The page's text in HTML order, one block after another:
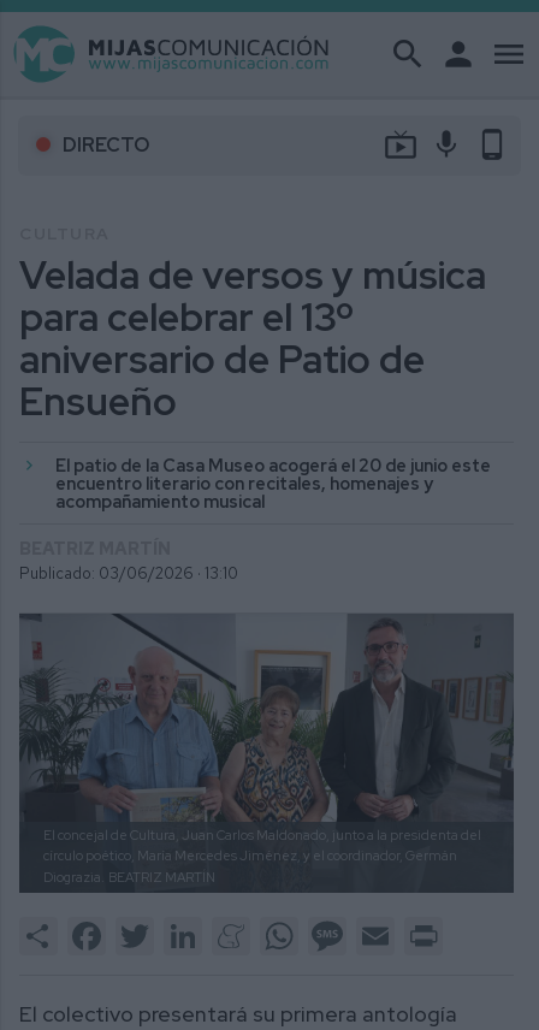
search person menu
DIRECTO live_tv mic phone_android
Velada de versos y música
para celebrar el 13º
aniversario de Patio de
Ensueño
El patio de la Casa Museo acogerá el 20 de junio este
encuentro literario con recitales, homenajes y
acompañamiento musical
Publicado: 03/06/2026 · 13:10
El concejal de Cultura, Juan Carlos Maldonado, junto a la presidenta del
círculo poético, María Mercedes Jiménez, y el coordinador, Germán
Diograzia. BEATRIZ MARTÍN
Share FacebookTwitter LinkedInMeneameWhatsAppMessage
Email
El colectivo presentará su primera antología